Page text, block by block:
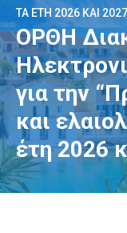
ΤΑ ΈΤΗ 2026 ΚΑΙ
ΟΡΘΗ
για την
και
έτη 2026